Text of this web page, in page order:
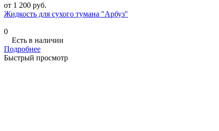
от 1 200 руб.
Жидкость для сухого тумана "Арбуз"
0
Есть в наличии
Подробнее
Быстрый просмотр